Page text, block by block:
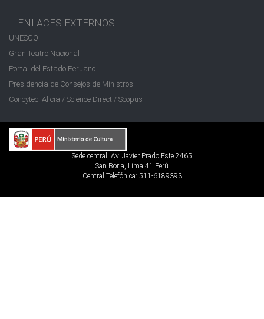
ENLACES EXTERNOS
UNESCO
Gran Teatro Nacional
Portal del Estado Peruano
Presidencia de Consejos de Ministros
Concytec: Alicia / Science Direct / Scopus
Sede central: Av. Javier Prado Este 2465
San Borja, Lima 41 Perú
Central Telefónica: 511-6189393